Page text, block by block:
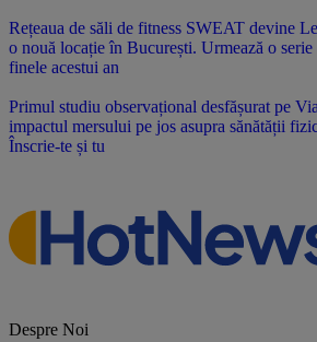
Rețeaua de săli de fitness SWEAT devine
o nouă locație în București. Urmează o serie
finele acestui an
Primul studiu observațional desfășurat pe
impactul mersului pe jos asupra sănătății
Înscrie-te și tu
Despre Noi